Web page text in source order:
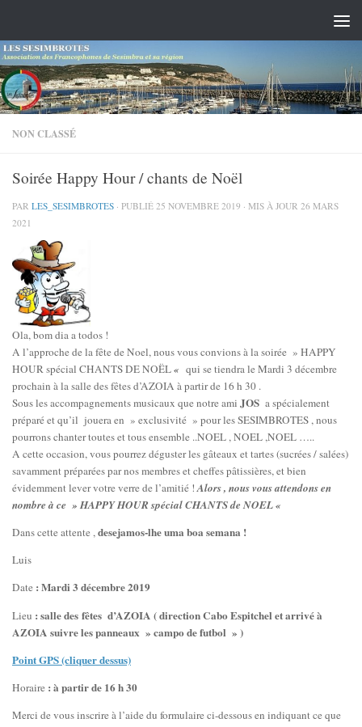
NON CLASSÉ
Soirée Happy Hour / chants de Noël
PAR LES_SESIMBROTES · PUBLIÉ 25 NOVEMBRE 2019 · MIS À JOUR 26 MARS
2021
Ola, bom dia a todos !
A l’approche de la fête de Noel, nous vous convions à la soirée » HAPPY
HOUR spécial CHANTS DE NOËL« qui se tiendra le Mardi 3 décembre
prochain à la salle des fêtes d’AZOIA à partir de 16 h 30 .
Sous les accompagnements musicaux que notre ami JOS a spécialement
préparé et qu’il jouera en » exclusivité » pour les SESIMBROTES , nous
pourrons chanter toutes et tous ensemble ..NOEL , NOEL ,NOEL …..
A cette occasion, vous pourrez déguster les gâteaux et tartes (sucrées / salées)
savamment préparées par nos membres et cheffes pâtissières, et bien
évidemment lever votre verre de l’amitié !Alors , nous vous attendons en
nombre à ce » HAPPY HOUR spécial CHANTS de NOEL «
Dans cette attente ,desejamos-lhe uma boa semana !
Luis
Date : Mardi 3 décembre 2019
Lieu : salle des fêtes d’AZOIA ( direction Cabo Espitchel et arrivé à
AZOIA suivre les panneaux » campo de futbol » )
Point GPS (cliquer dessus)
Horaire : à partir de 16 h 30
Merci de vous inscrire à l’aide du formulaire ci-dessous en indiquant ce que